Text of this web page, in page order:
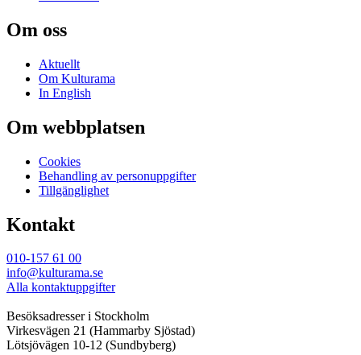
Om oss
Aktuellt
Om Kulturama
In English
Om webbplatsen
Cookies
Behandling av personuppgifter
Tillgänglighet
Kontakt
010-157 61 00
info@kulturama.se
Alla kontaktuppgifter
Besöksadresser i Stockholm
Virkesvägen 21 (Hammarby Sjöstad)
Lötsjövägen 10-12 (Sundbyberg)